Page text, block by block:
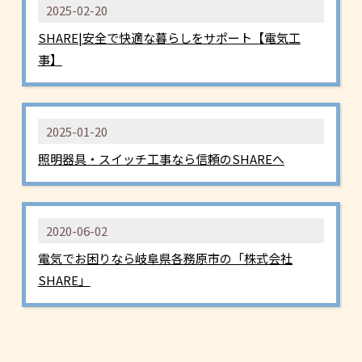
2025-02-20
SHARE|安全で快適な暮らしをサポート【電気工
事】
2025-01-20
照明器具・スイッチ工事なら信頼のSHAREへ
2020-06-02
電気でお困りなら岐阜県各務原市の「株式会社
SHARE」